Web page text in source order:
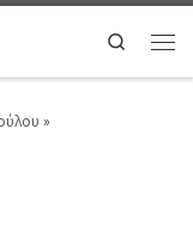
Search
»